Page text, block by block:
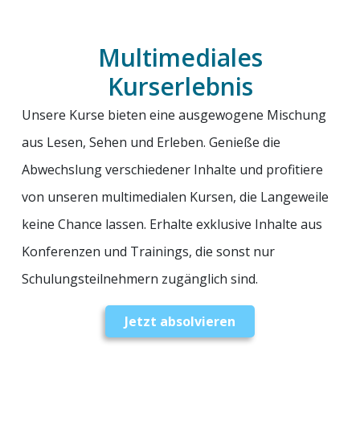
Multimediales
Kurserlebnis
Unsere Kurse bieten eine ausgewogene Mischung
aus Lesen, Sehen und Erleben. Genieße die
Abwechslung verschiedener Inhalte und profitiere
von unseren multimedialen Kursen, die Langeweile
keine Chance lassen. Erhalte exklusive Inhalte aus
Konferenzen und Trainings, die sonst nur
Schulungsteilnehmern zugänglich sind.
Jetzt absolvieren